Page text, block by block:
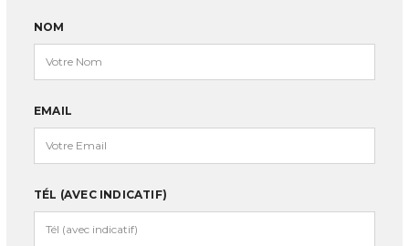
NOM
EMAIL
TÉL (AVEC INDICATIF)